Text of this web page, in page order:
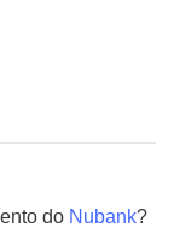
do Nubank?